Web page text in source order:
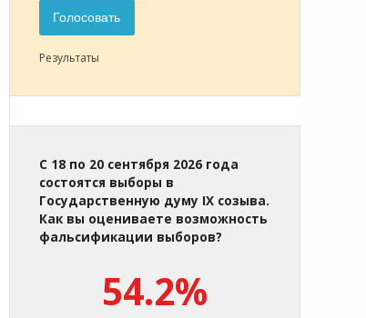
Голосовать
Результаты
С 18 по 20 сентября 2026 года
состоятся выборы в
Государственную думу IX созыва.
Как вы оцениваете возможность
фальсификации выборов?
54.2%